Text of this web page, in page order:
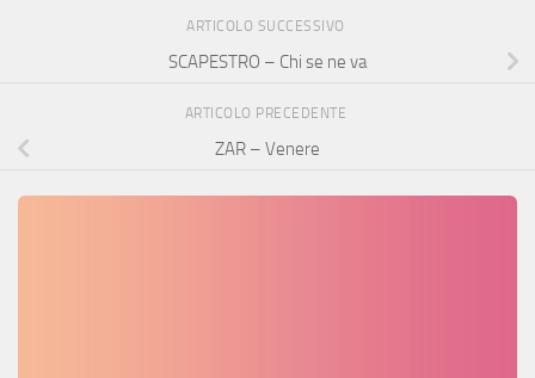
ARTICOLO SUCCESSIVO
SCAPESTRO – Chi se ne va
ARTICOLO PRECEDENTE
ZAR – Venere